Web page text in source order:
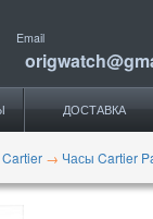
Email
ДОСТАВКА
→ Часы Cartier